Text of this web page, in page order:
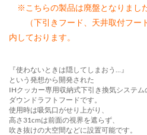
※こちらの製品は廃盤となりまし
（下引きフード、天井取付フー
内しております。
『使わないときは隠してしまおう…』
という発想から開発された
IHクッカー専用収納式下引き換気システム
ダウンドラフトフードです。
使用時は吸気口がせり上がり、
高さ31cmは前面の視界を遮らず、
吹き抜けの大空間などに設置可能です。